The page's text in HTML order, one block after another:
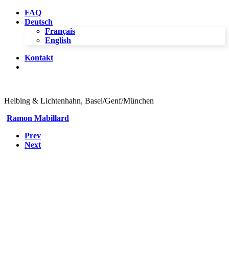
FAQ
Deutsch
Français
English
Kontakt
Helbing & Lichtenhahn, Basel/Genf/München
Ramon Mabillard
Prev
Next